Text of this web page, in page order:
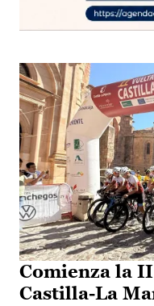
Comienza la
Castilla-La